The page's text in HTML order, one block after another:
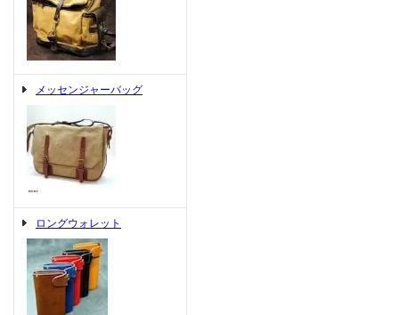
メッセンジャーバッグ
ロングウォレット